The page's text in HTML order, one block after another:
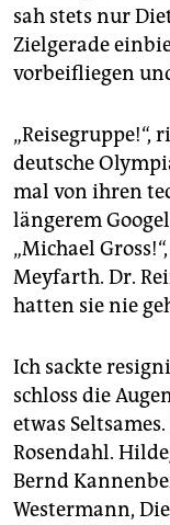
sah stets nur
Zielgerade
vorbeifliegen
„Reisegruppe!“,
deutsche
mal von ihren
längerem
„Michael
Mey­farth. Dr.
hatten sie nie
Ich sackte
schloss die
etwas
Rosendahl.
Bernd
Westermann,